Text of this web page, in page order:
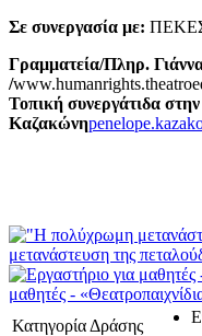
Σε συνεργασία με: ΠΕΚΕΣ
Γραμματεία/Πληρ.
/
Τοπική συνεργάτιδα
Καζακώνη
μετανάστευση της
μαθητές -
Κατηγορία Δράσης